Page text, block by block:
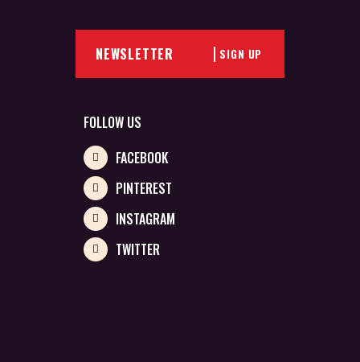
SIGN UP
FOLLOW US
FACEBOOK
PINTEREST
INSTAGRAM
TWITTER